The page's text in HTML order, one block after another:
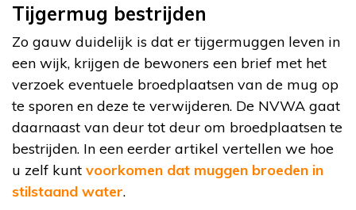
Tijgermug bestrijden
Zo gauw duidelijk is dat er tijgermuggen leven in
een wijk, krijgen de bewoners een brief met het
verzoek eventuele broedplaatsen van de mug op
te sporen en deze te verwijderen. De NVWA gaat
daarnaast van deur tot deur om broedplaatsen te
bestrijden. In een eerder artikel vertellen we hoe
u zelf kunt voorkomen dat muggen broeden in
stilstaand water.